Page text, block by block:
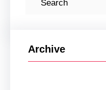
Archive